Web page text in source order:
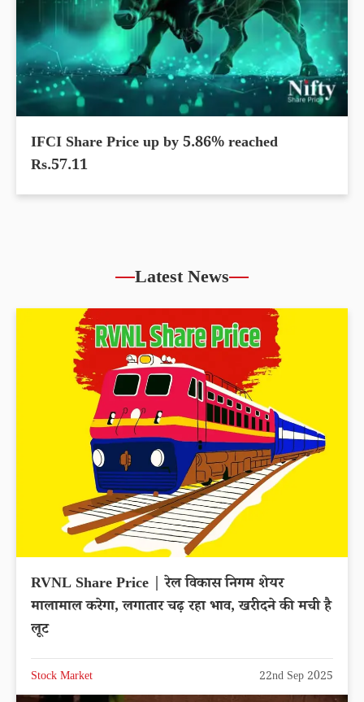
IFCI Share Price up by 5.86% reached
Rs.57.11
Latest News
RVNL Share Price | रेल विकास निगम शेयर
मालामाल करेगा, लगातार चढ़ रहा भाव, खरीदने की मची है
लूट
Stock Market 22nd Sep 2025